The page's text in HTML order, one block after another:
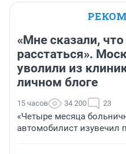
«Мне сказали,
расстаться».
уволили из
личном блоге
15 часов 34 200 23
«Четыре месяца
автомобилист изувечил